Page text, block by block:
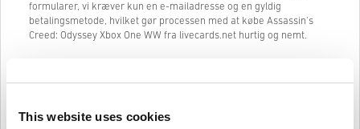
This website uses cookies
formularer, vi kræver kun en e-mailadresse og en gyldig
betalingsmetode, hvilket gør processen med at købe Assassin's
Creed: Odyssey Xbox One WW fra livecards.net hurtig og nemt.
Sådan fungerer det på Livecards.net
Ansvarsfraskrivelse